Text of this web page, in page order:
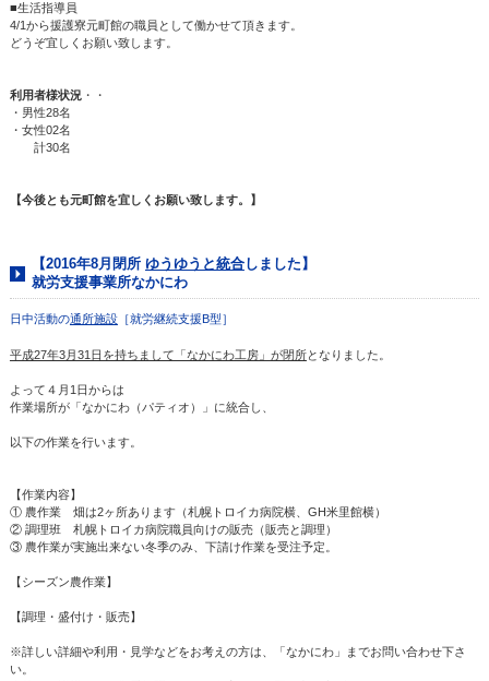
■生活指導員
4/1から援護寮元町館の職員として働かせて頂きます。
どうぞ宜しくお願い致します。
利用者様状況・・
・男性28名
・女性02名
計30名
【今後とも元町館を宜しくお願い致します。】
【2016年8月閉所 ゆうゆうと統合しました】
就労支援事業所なかにわ
日中活動の通所施設［就労継続支援B型］
平成27年3月31日を持ちまして「なかにわ工房」が閉所となりました。
よって４月1日からは
作業場所が「なかにわ（パティオ）」に統合し、
以下の作業を行います。
【作業内容】
① 農作業 畑は2ヶ所あります（札幌トロイカ病院横、GH米里館横）
② 調理班 札幌トロイカ病院職員向けの販売（販売と調理）
③ 農作業が実施出来ない冬季のみ、下請け作業を受注予定。
【シーズン農作業】
【調理・盛付け・販売】
※詳しい詳細や利用・見学などをお考えの方は、「なかにわ」までお問い合わせ下さ
い。